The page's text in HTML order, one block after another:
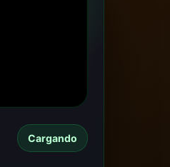
Cargando